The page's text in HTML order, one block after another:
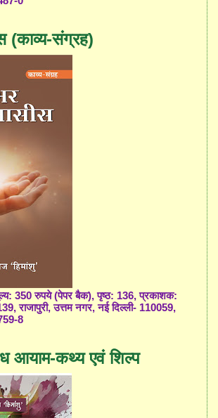
(काव्य-संग्रह)
350 रुपये (पेपर बैक), पृष्ठ: 136, प्रकाशक:
राजापुरी, उत्तम नगर, नई दिल्ली- 110059,
8
आयाम-कथ्य एवं शिल्प